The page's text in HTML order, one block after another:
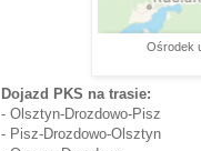
Ośrodek
Dojazd PKS na trasie:
- Olsztyn-Drozdowo-Pisz
- Pisz-Drozdowo-Olsztyn